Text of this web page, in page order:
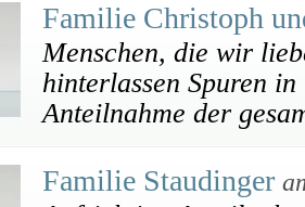
Familie Christoph
Menschen, die wir
hinterlassen Spuren
Anteilnahme der
Familie Staudinger